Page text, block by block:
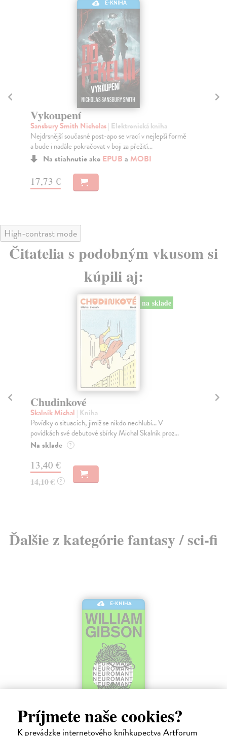
Príjmete naše cookies?
K prevádzke internetového kníhkupectva Artforum
E-KNIHA
Vykoupení
Sansbury Smith Nicholas| Elektronická kniha
Nejdrsnější současné post-apo se vrací v nejlepší formě
a bude i nadále pokračovat v boji za přežití...
Na stiahnutie ako EPUB a MOBI
17,73 €
High-contrast mode
Čitatelia s podobným vkusom si
kúpili aj:
na sklade
Chudinkové
Skalník Michal | Kniha
Povídky o situacích, jimiž se nikdo nechlubí... V
povídkách své debutové sbírky Michal Skalník proz...
Na sklade ?
13,40 €
14,10 € ?
Ďalšie z kategórie fantasy / sci-fi
E-KNIHA
Neuromant
Gibson William| Elektronická kniha